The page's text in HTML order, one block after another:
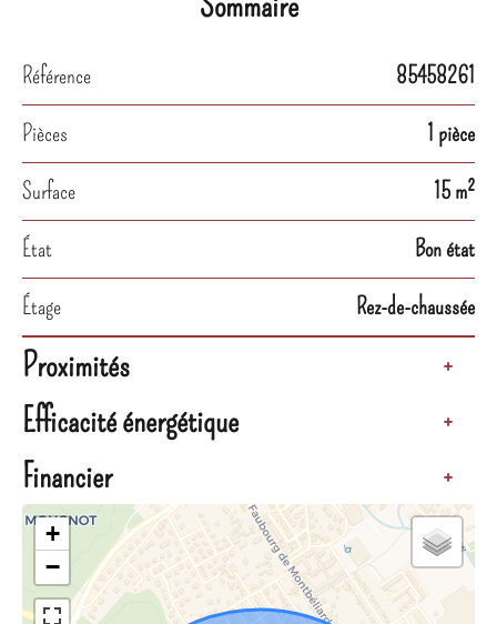
Référence
85458261
Pièces
1 pièce
Surface
15 m²
État
Bon état
Étage
Rez-de-chaussée
Proximités +
Efficacité énergétique +
Financier +
+
−